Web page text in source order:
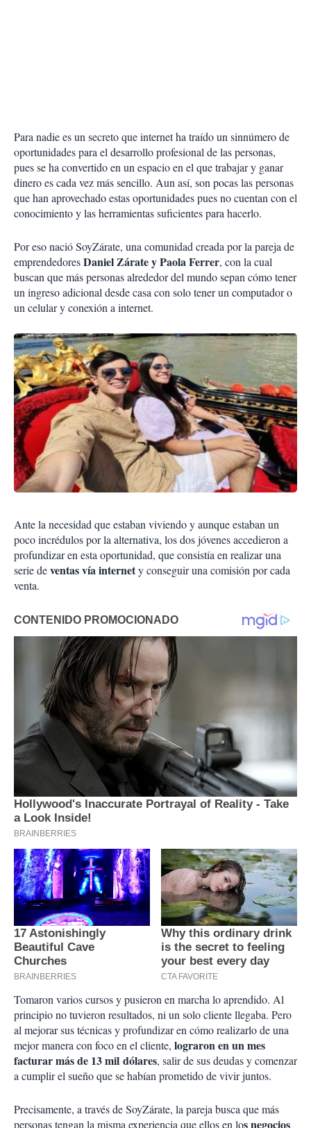
Para nadie es un secreto que internet ha traído un sinnúmero de
oportunidades para el desarrollo profesional de las personas,
pues se ha convertido en un espacio en el que trabajar y ganar
dinero es cada vez más sencillo. Aun así, son pocas las personas
que han aprovechado estas oportunidades pues no cuentan con el
conocimiento y las herramientas suficientes para hacerlo.
Por eso nació SoyZárate, una comunidad creada por la pareja de
emprendedoresDaniel Zárate y Paola Ferrer, con la cual
buscan que más personas alrededor del mundo sepan cómo tener
un ingreso adicional desde casa con solo tener un computador o
un celular y conexión a internet.
Ante la necesidad que estaban viviendo y aunque estaban un
poco incrédulos por la alternativa, los dos jóvenes accedieron a
profundizar en esta oportunidad, que consistía en realizar una
serie deventas vía internety conseguir una comisión por cada
venta.
Tomaron varios cursos y pusieron en marcha lo aprendido. Al
principio no tuvieron resultados, ni un solo cliente llegaba. Pero
al mejorar sus técnicas y profundizar en cómo realizarlo de una
mejor manera con foco en el cliente, lograron en un mes
facturar más de 13 mil dólares, salir de sus deudas y comenzar
a cumplir el sueño que se habían prometido de vivir juntos.
Precisamente, a través de SoyZárate, la pareja busca que más
personas tengan la misma experiencia que ellos en los negocios